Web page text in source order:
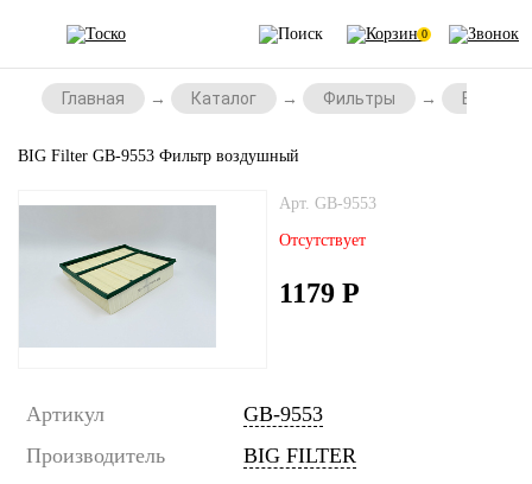
0
Главная Каталог Фильтры
BIG Filter GB-9553 Фильтр воздушный
Арт. GB-9553
Отсутствует
1179 Р
Артикул
GB-9553
Производитель
BIG FILTER